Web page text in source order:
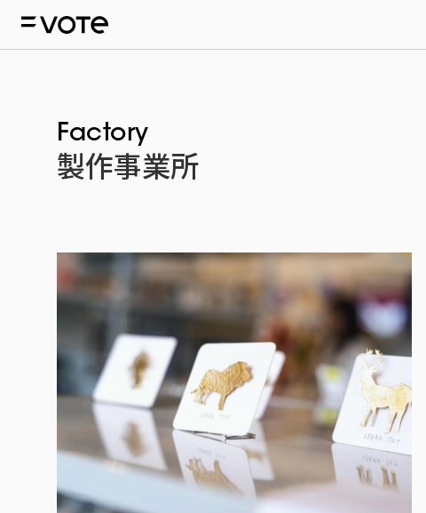
Factory
製作事業所